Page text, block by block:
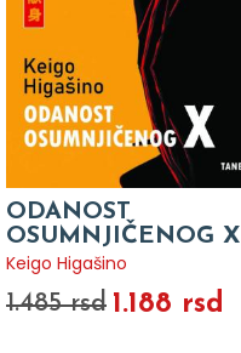
ODANOST
OSUMNJIČENOG X
Keigo Higašino
1.485 rsd 1.188 rsd